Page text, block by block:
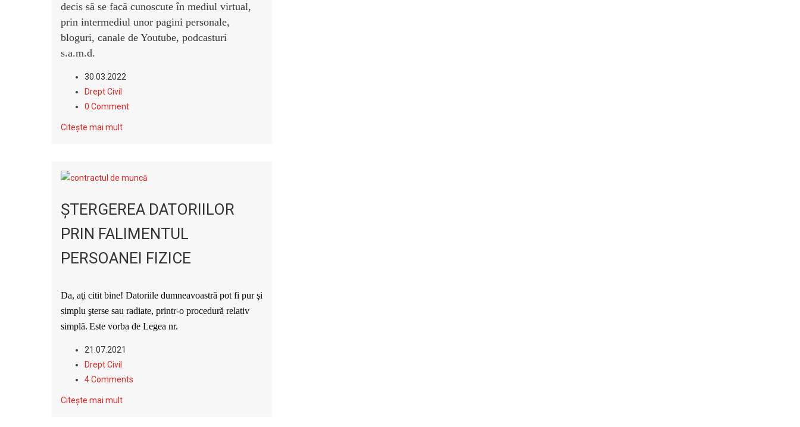
decis să se facă cunoscute în mediul virtual,
prin intermediul unor pagini personale,
bloguri, canale de Youtube, podcasturi
s.a.m.d.
30.03.2022
Drept Civil
0 Comment
Citește mai mult
ŞTERGEREA DATORIILOR
PRIN FALIMENTUL
PERSOANEI FIZICE
Da, aţi citit bine! Datoriile dumneavoastră pot fi pur şi
simplu şterse sau radiate, printr-o procedură relativ
simplă. Este vorba de Legea nr.
21.07.2021
Drept Civil
4 Comments
Citește mai mult